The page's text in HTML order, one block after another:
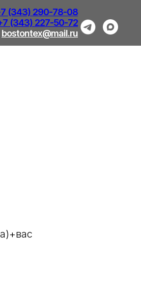
(343) 290-78-08
(343) 227-50-72
bostontex@mail.ru